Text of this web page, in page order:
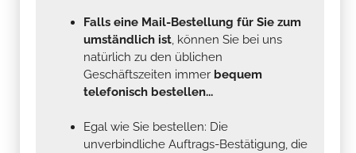
Falls eine Mail-Bestellung für Sie zum
umständlich ist, können Sie bei uns
natürlich zu den üblichen
Geschäftszeiten immer bequem
telefonisch bestellen...
Egal wie Sie bestellen: Die
unverbindliche Auftrags-Bestätigung, die